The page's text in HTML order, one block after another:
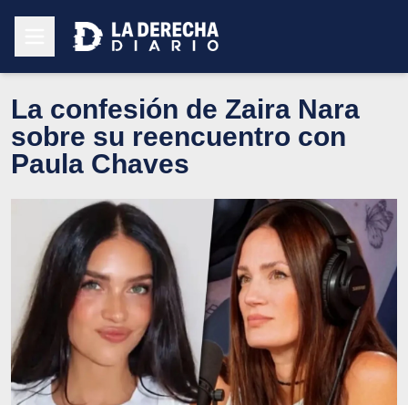
La confesión de Zaira Nara
sobre su reencuentro con
Paula Chaves